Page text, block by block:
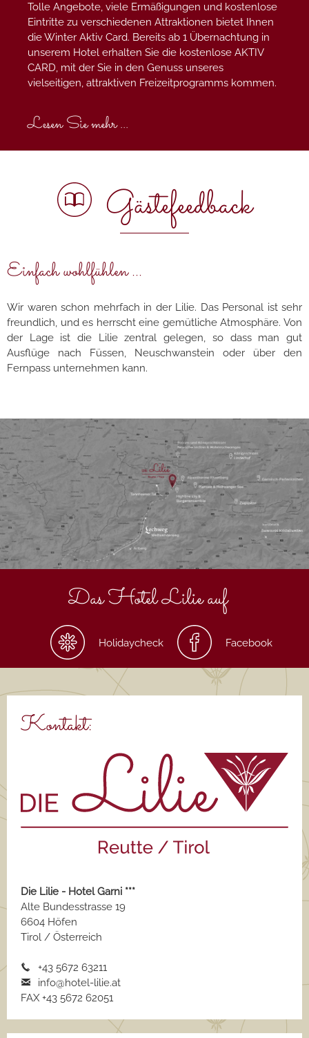
Tolle Angebote, viele Ermäßigungen und kostenlose
Eintritte zu verschiedenen Attraktionen bietet Ihnen
die Winter Aktiv Card. Bereits ab 1 Übernachtung in
unserem Hotel erhalten Sie die kostenlose AKTIV
CARD, mit der Sie in den Genuss unseres
vielseitigen, attraktiven Freizeitprogramms kommen.
Lesen Sie mehr ...
Gästefeedback
Einfach wohlfühlen ...
Wir waren schon mehrfach in der Lilie. Das Personal ist sehr
freundlich, und es herrscht eine gemütliche Atmosphäre. Von
der Lage ist die Lilie zentral gelegen, so dass man gut
Ausflüge nach Füssen, Neuschwanstein oder über den
Fernpass unternehmen kann.
Das Hotel Lilie auf
Holidaycheck Facebook
Kontakt:
Die Lilie - Hotel Garni ***
Alte Bundesstrasse 19
6604 Höfen
Tirol / Österreich
+43 5672 63211
info@hotel-lilie.at
FAX +43 5672 62051